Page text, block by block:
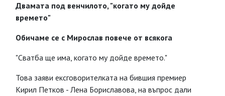
Двамата под венчилото, "когато му дойде
времето"
Обичаме се с Мирослав повече от всякога
"Сватба ще има, когато му дойде времето."
Това заяви ексговорителката на бившия премиер
Кирил Петков - Лена Бориславова, на въпрос дали